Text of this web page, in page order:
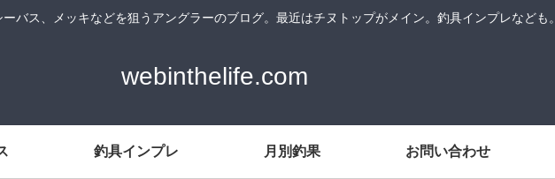
バス、メッキなどを狙うアングラーのブログ。最近はチヌトップがメイン。釣具インプレなども。
webinthelife.com
釣具インプレ 月別釣果 お問い合わせ